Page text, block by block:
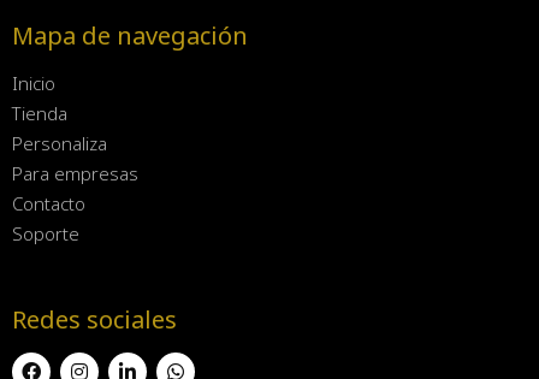
Mapa de navegación
Inicio
Tienda
Personaliza
Para empresas
Contacto
Soporte
Redes sociales